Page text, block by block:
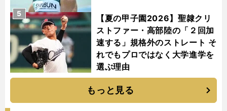
【夏の甲子園2026】聖隷クリ
ストファー・高部陸の「２回加
速する」規格外のストレート そ
れでもプロではなく大学進学を
選ぶ理由
5
もっと見る